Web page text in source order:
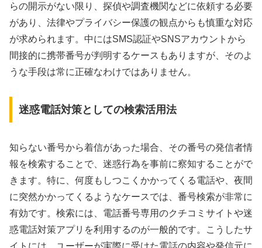
らの開示がない限り、探偵や調査機関などに依頼する必要
があり、法律やプライバシー保護の観点からも慎重な対応
が求められます。中にはSMS認証やSNSアカウントから
間接的に携帯番号が判明するケースもありますが、そのよ
うな手段は常に正確なわけではありません。
迷惑電話対策としての検索活用法
知らない番号から着信があった場合、その番号の発信者情
報を検索することで、迷惑行為を事前に察知することがで
きます。特に、何度もしつこくかかってくる電話や、夜間
に突然かかってくるようなケースでは、番号検索が非常に
有効です。検索には、電話番号専用のクチコミサイトや迷
惑電話対策アプリを利用するのが一般的です。こうしたサ